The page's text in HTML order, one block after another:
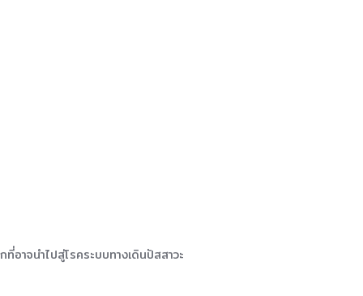
อาจนำไปสู่โรคระบบทางเดินปัสสาวะ